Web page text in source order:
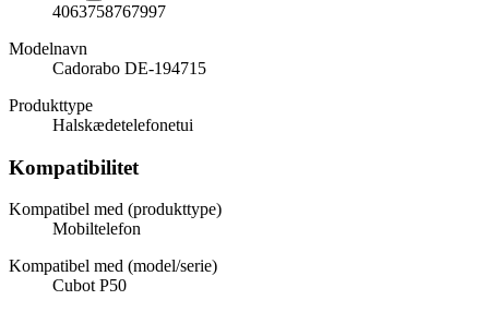
4063758767997
Modelnavn
Cadorabo DE-194715
Produkttype
Halskædetelefonetui
Kompatibilitet
Kompatibel med (produkttype)
Mobiltelefon
Kompatibel med (model/serie)
Cubot P50